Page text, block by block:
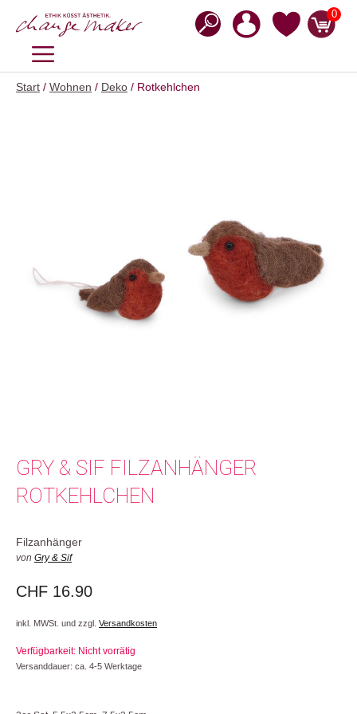
Inhalt
0
MENÜ
Start / Wohnen / Deko / Rotkehlchen
GRY & SIF FILZANHÄNGER
ROTKEHLCHEN
Filzanhänger
von Gry & Sif
CHF 16.90
inkl. MWSt. und zzgl. Versandkosten
Verfügbarkeit: Nicht vorrätig
Versanddauer: ca. 4-5 Werktage